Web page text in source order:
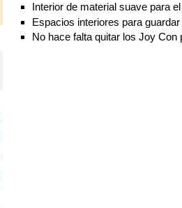
Interior de material suave para
Espacios interiores para
No hace falta quitar los Joy Con